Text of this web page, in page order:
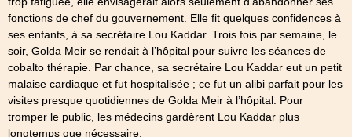
fonctions de chef du gouvernement. Elle fit quelques confidences à
ses enfants, à sa secrétaire Lou Kaddar. Trois fois par semaine, le
soir, Golda Meir se rendait à l’hôpital pour suivre les séances de
cobalto thérapie. Par chance, sa secrétaire Lou Kaddar eut un petit
malaise cardiaque et fut hospitalisée ; ce fut un alibi parfait pour les
visites presque quotidiennes de Golda Meir à l’hôpital. Pour
tromper le public, les médecins gardèrent Lou Kaddar plus
longtemps que nécessaire.